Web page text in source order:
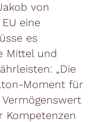
von
eine
es
Mittel und
„Die
Moment für
Kompetenzen